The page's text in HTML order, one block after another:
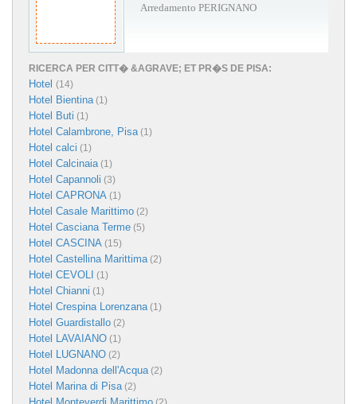
Arredamento PERIGNANO
RICERCA PER CITT� &AGRAVE; ET PR�S DE PISA:
Hotel (14)
Hotel Bientina (1)
Hotel Buti (1)
Hotel Calambrone, Pisa (1)
Hotel calci (1)
Hotel Calcinaia (1)
Hotel Capannoli (3)
Hotel CAPRONA (1)
Hotel Casale Marittimo (2)
Hotel Casciana Terme (5)
Hotel CASCINA (15)
Hotel Castellina Marittima (2)
Hotel CEVOLI (1)
Hotel Chianni (1)
Hotel Crespina Lorenzana (1)
Hotel Guardistallo (2)
Hotel LAVAIANO (1)
Hotel LUGNANO (2)
Hotel Madonna dell'Acqua (2)
Hotel Marina di Pisa (2)